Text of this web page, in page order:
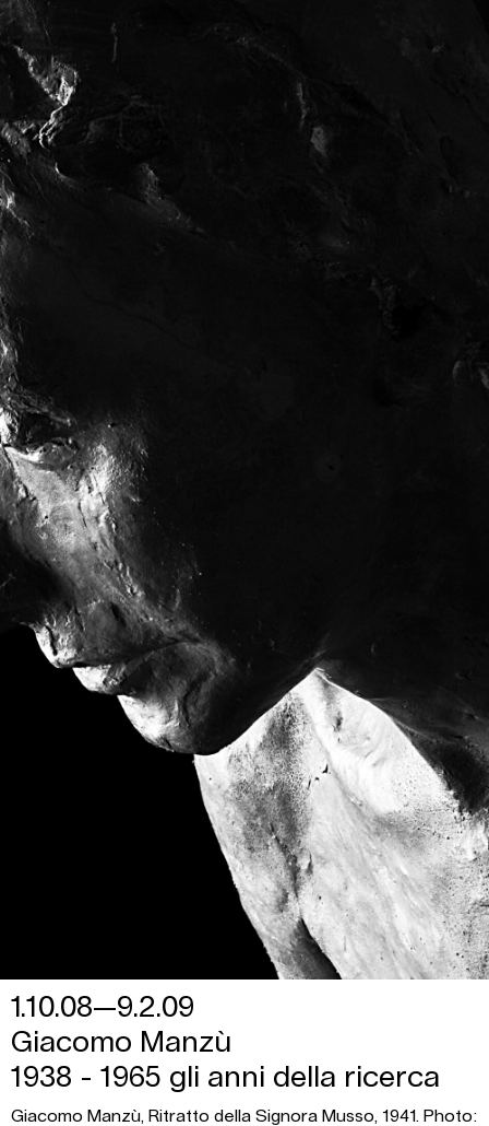
1.10.08—9.2.09
Giacomo Manzù
1938 - 1965 gli anni della ricerca
Giacomo Manzù, Ritratto della Signora Musso, 1941. Photo: